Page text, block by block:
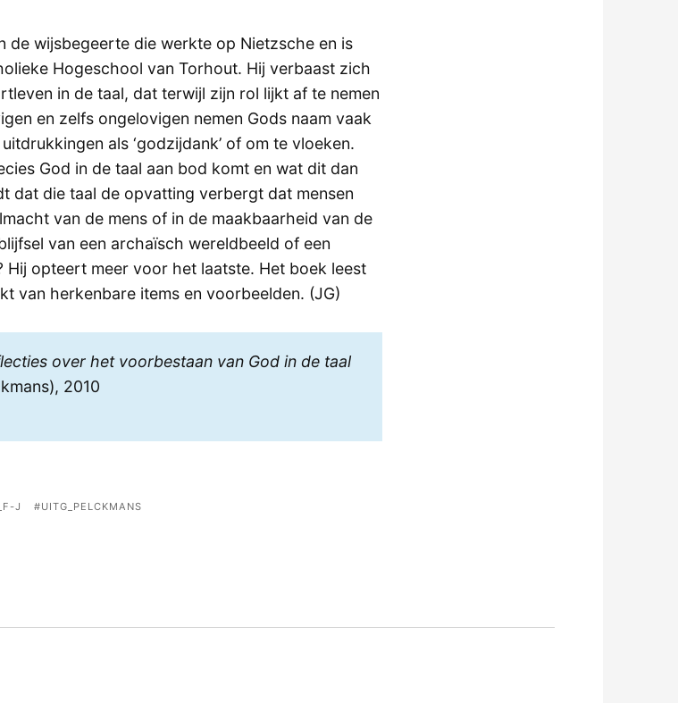
de wijsbegeerte die werkte op Nietzsche en is
Hogeschool van Torhout. Hij verbaast zich
in de taal, dat terwijl zijn rol lijkt af te nemen
en zelfs ongelovigen nemen Gods naam vaak
als ‘godzijdank’ of om te vloeken.
God in de taal aan bod komt en wat dit dan
dat die taal de opvatting verbergt dat mensen
van de mens of in de maakbaarheid van de
van een archaïsch wereldbeeld of een
Hij opteert meer voor het laatste. Het boek leest
van herkenbare items en voorbeelden. (JG)
over het voorbestaan van God in de taal
2010
J UITG_PELCKMANS